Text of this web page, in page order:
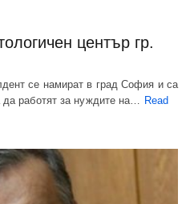
център гр.
се намират в град София и са
да работят за нуждите на… Read